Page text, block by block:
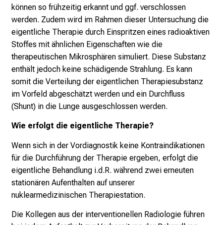
können so frühzeitig erkannt und ggf. verschlossen
werden. Zudem wird im Rahmen dieser Untersuchung die
eigentliche Therapie durch Einspritzen eines radioaktiven
Stoffes mit ähnlichen Eigenschaften wie die
therapeutischen Mikrosphären simuliert. Diese Substanz
enthält jedoch keine schädigende Strahlung. Es kann
somit die Verteilung der eigentlichen Therapiesubstanz
im Vorfeld abgeschätzt werden und ein Durchfluss
(Shunt) in die Lunge ausgeschlossen werden.
Wie erfolgt die eigentliche Therapie?
Wenn sich in der Vordiagnostik keine Kontraindikationen
für die Durchführung der Therapie ergeben, erfolgt die
eigentliche Behandlung i.d.R. während zwei erneuten
stationären Aufenthalten auf unserer
nuklearmedizinischen Therapiestation.
Die Kollegen aus der interventionellen Radiologie führen